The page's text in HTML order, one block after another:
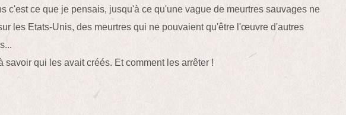
c'est ce que je pensais, jusqu'à ce qu'une vague de meurtres sauvages ne
les Etats-Unis, des meurtres qui ne pouvaient qu'être l'œuvre d'autres
savoir qui les avait créés. Et comment les arrêter !